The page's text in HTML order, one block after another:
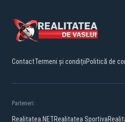
ContactTermeni și condițiiPolitică de
Parteneri:
Realitatea.NETRealitatea Sportiva